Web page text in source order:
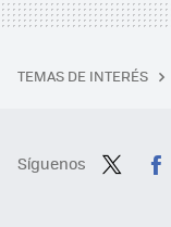
TEMAS DE INTERÉS
Síguenos